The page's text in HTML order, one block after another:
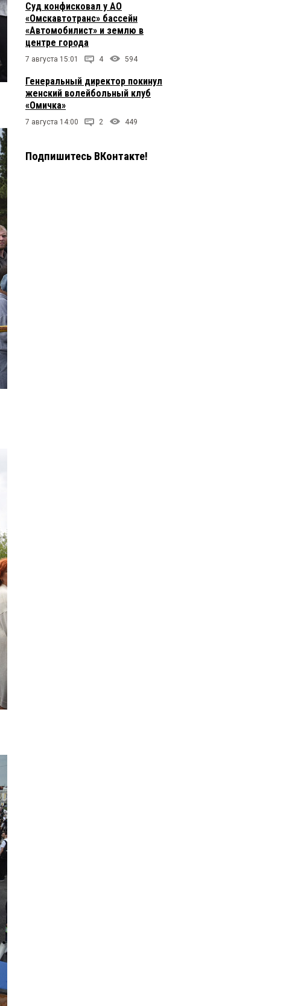
Суд конфисковал у АО
«Омскавтотранс» бассейн
«Автомобилист» и землю в
центре города
7 августа 15:01 4 594
Генеральный директор покинул
женский волейбольный клуб
«Омичка»
7 августа 14:00 2 449
Подпишитесь ВКонтакте!